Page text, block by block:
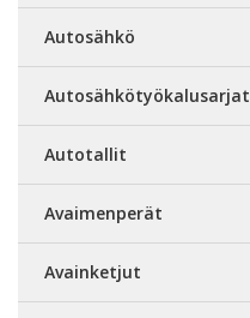
Autosähkö
Autosähkötyökalusarjat
Autotallit
Avaimenperät
Avainketjut